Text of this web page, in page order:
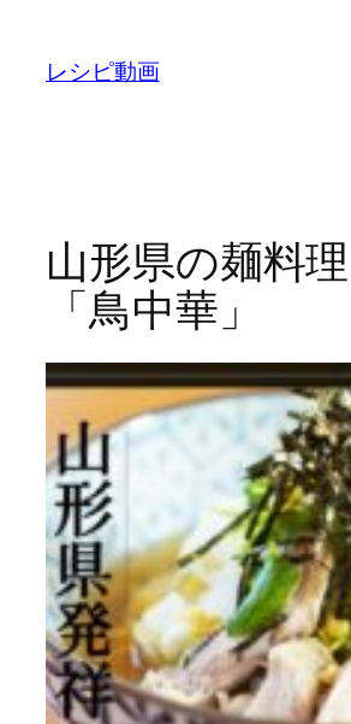
レシピ動画
山形県の麺料
「鳥中華」